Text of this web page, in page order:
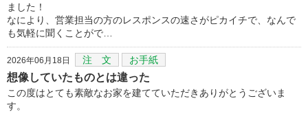
ました！
なにより、営業担当の方のレスポンスの速さがピカイチで、なんで
も気軽に聞くことがで…
2026年06月18日 注 文 お手紙
想像していたものとは違った
この度はとても素敵なお家を建てていただきありがとうございま
す。